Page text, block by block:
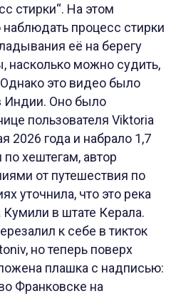
стирки“. На этом
процесс стирки
её на берегу
насколько можно судить,
это видео было
Индии. Оно было
пользователя Viktoria
2026 года и набрало 1,7
хештегам, автор
от путешествия по
уточнила, что это река
в штате Керала.
к себе в тикток
но теперь поверх
плашка с надписью:
Франковске на